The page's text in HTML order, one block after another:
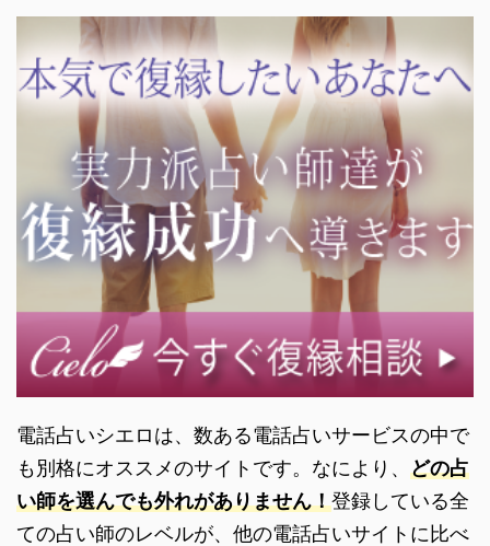
電話占いシエロは、数ある電話占いサービスの中で
も別格にオススメのサイトです。なにより、 どの占
い師を選んでも外れがありません！登録している全
ての占い師のレベルが、他の電話占いサイトに比べ